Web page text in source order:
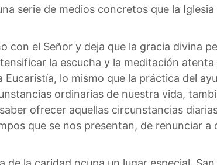
serie de medios concretos que la Iglesia
con el Señor y deja que la gracia divina
la escucha y la meditación atenta
lo mismo que la práctica del
ordinarias de nuestra vida,
ofrecer aquellas circunstancias
que se nos presentan, de renunciar a